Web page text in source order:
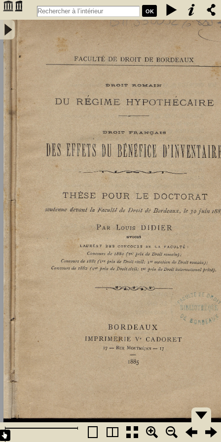
OK
Droit romain : du régime hypothécaire. Droit français : des effets du
bénéfice d'inventaire - Didier, Louis (1859-1913)